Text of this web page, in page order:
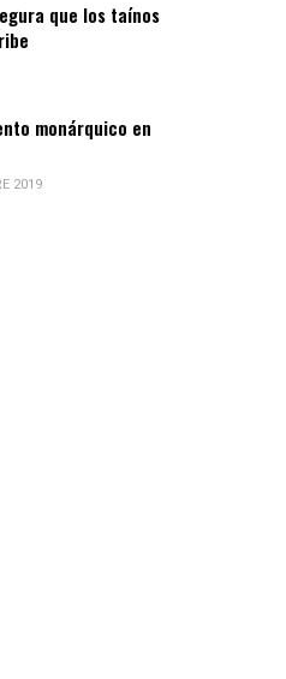
que los taínos
monárquico en
2019